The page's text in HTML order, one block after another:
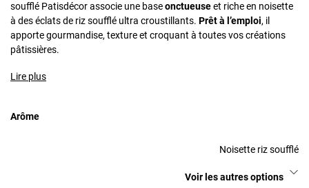
soufflé Patisdécor associe une baseonctueuseet riche en noisette
à des éclats de riz soufflé ultra croustillants. Prêt à l’emploi, il
apporte gourmandise, texture et croquant à toutes vos créations
pâtissières.
Lire plus
Arôme
Noisette riz soufflé
Voir les autres options